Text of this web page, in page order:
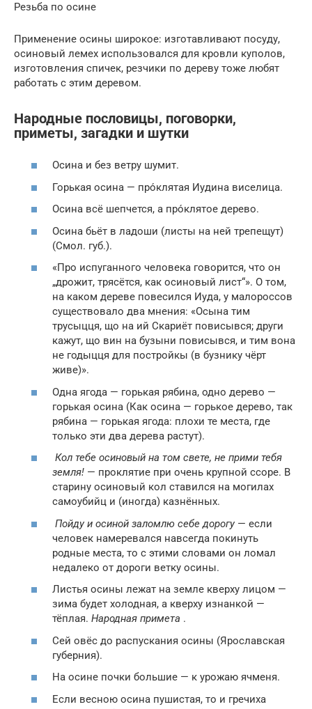
Резьба по осине
Применение осины широкое: изготавливают посуду,
осиновый лемех использовался для кровли куполов,
изготовления спичек, резчики по дереву тоже любят
работать с этим деревом.
Народные пословицы, поговорки,
приметы, загадки и шутки
Осина и без ветру шумит.
Горькая осина — про́клятая Иудина виселица.
Осина всё шепчется, а про́клятое дерево.
Осина бьёт в ладоши (листы на ней трепещут)
(Смол. губ.).
«Про испуганного человека говорится, что он
„дрожит, трясётся, как осиновый лист“». О том,
на каком дереве повесился Иуда, у малороссов
существовало два мнения: «Осына тим
трусыцця, що на ий Скариёт повисывся; други
кажут, що вин на бузыни повисывся, и тим вона
не годыцця для постройкы (в бузнику чёрт
живе)».
Одна ягода — горькая рябина, одно дерево —
горькая осина (Как осина — горькое дерево, так
рябина — горькая ягода: плохи те места, где
только эти два дерева растут).
Кол тебе осиновый на том свете, не прими тебя
земля! — проклятие при очень крупной ссоре. В
старину осиновый кол ставился на могилах
самоубийц и (иногда) казнённых.
Пойду и осиной заломлю себе дорогу— если
человек намеревался навсегда покинуть
родные места, то с этими словами он ломал
недалеко от дороги ветку осины.
Листья осины лежат на земле кверху лицом —
зима будет холодная, а кверху изнанкой —
тёплая. Народная примета .
Сей овёс до распускания осины (Ярославская
губерния).
На осине почки большие — к урожаю ячменя.
Если весною осина пушистая, то и гречиха